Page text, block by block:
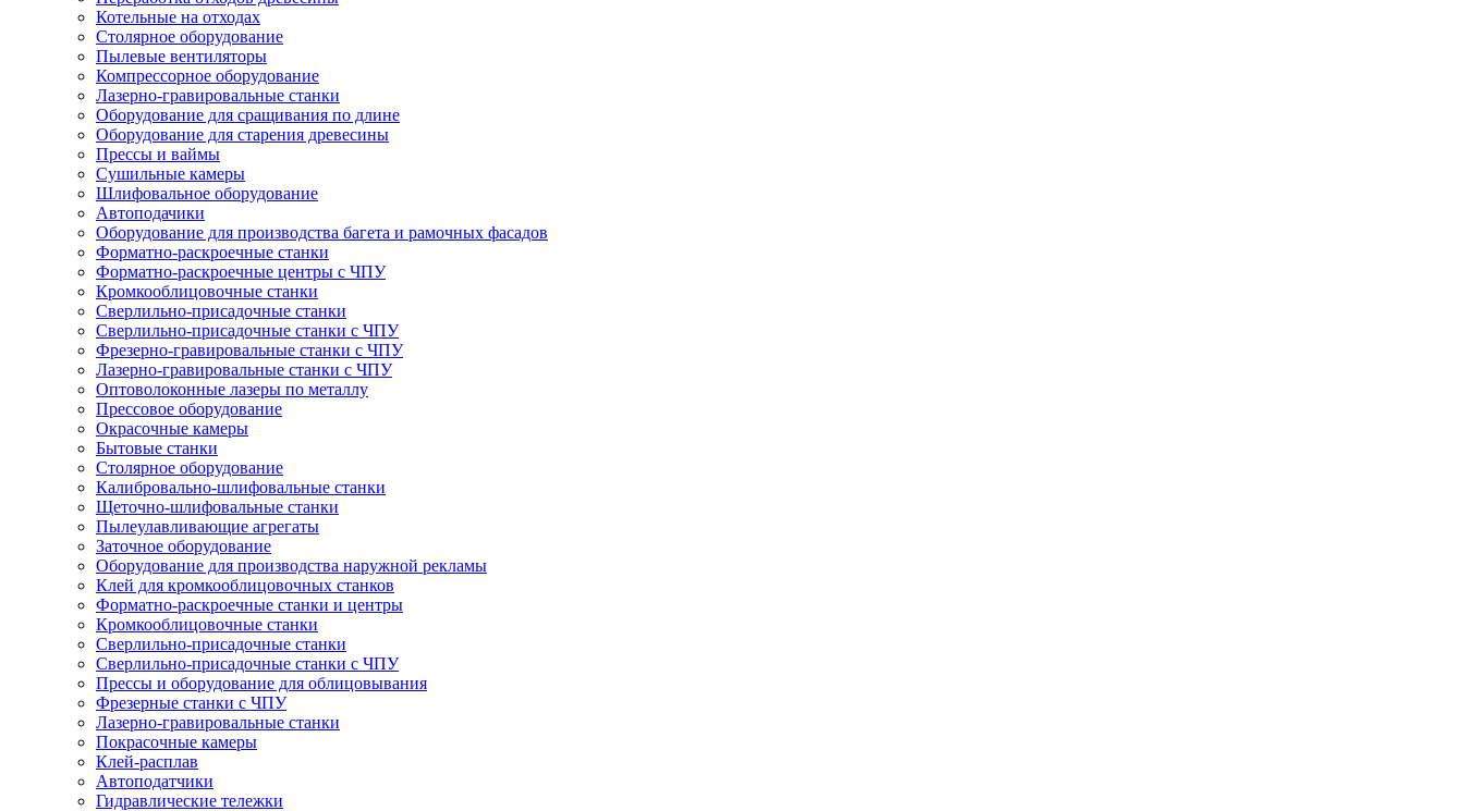
Котельные на отходах
Столярное оборудование
Пылевые вентиляторы
Компрессорное оборудование
Лазерно-гравировальные станки
Оборудование для сращивания по длине
Оборудование для старения древесины
Прессы и ваймы
Сушильные камеры
Шлифовальное оборудование
Автоподачики
Оборудование для производства багета и рамочных фасадов
Форматно-раскроечные станки
Форматно-раскроечные центры с ЧПУ
Кромкооблицовочные станки
Сверлильно-присадочные станки
Сверлильно-присадочные станки с ЧПУ
Фрезерно-гравировальные станки с ЧПУ
Лазерно-гравировальные станки с ЧПУ
Оптоволоконные лазеры по металлу
Прессовое оборудование
Окрасочные камеры
Бытовые станки
Столярное оборудование
Калибровально-шлифовальные станки
Щеточно-шлифовальные станки
Пылеулавливающие агрегаты
Заточное оборудование
Оборудование для производства наружной рекламы
Клей для кромкооблицовочных станков
Форматно-раскроечные станки и центры
Кромкооблицовочные станки
Сверлильно-присадочные станки
Сверлильно-присадочные станки с ЧПУ
Прессы и оборудование для облицовывания
Фрезерные станки с ЧПУ
Лазерно-гравировальные станки
Покрасочные камеры
Клей-расплав
Автоподатчики
Гидравлические тележки